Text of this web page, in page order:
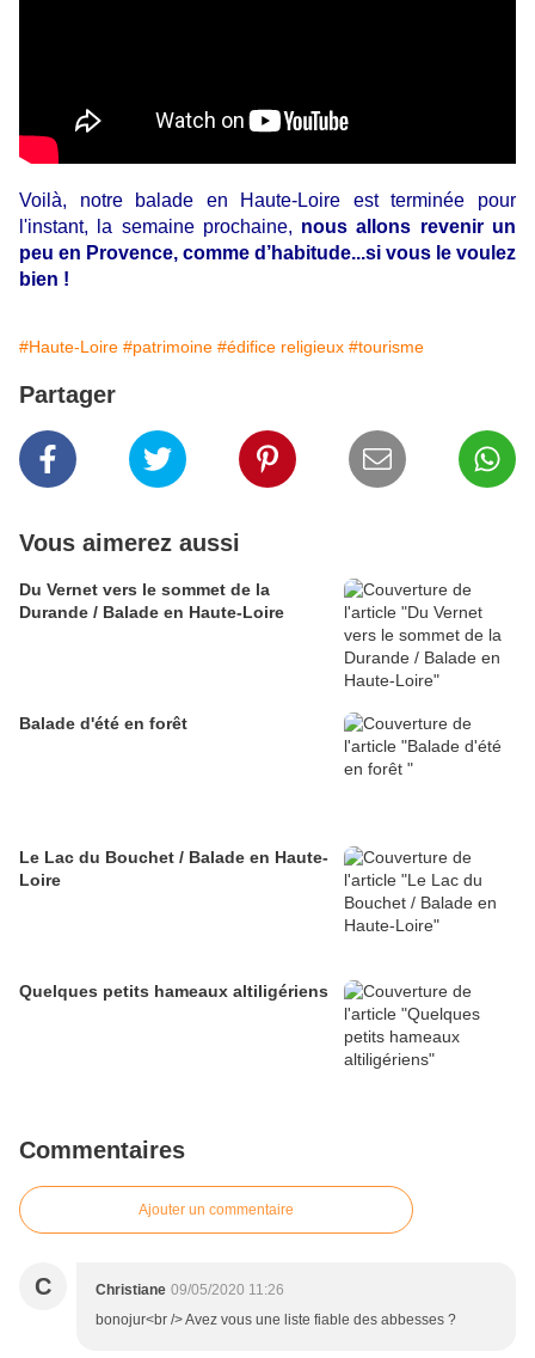
Voilà, notre balade en Haute-Loire est terminée pour
l'instant, la semaine prochaine, nous allons revenir un
peu en Provence, comme d’habitude...si vous le voulez
bien !
#Haute-Loire #patrimoine #édifice religieux #tourisme
Partager
Vous aimerez aussi
Du Vernet vers le sommet de la
Durande / Balade en Haute-Loire
Balade d'été en forêt
Le Lac du Bouchet / Balade en Haute-
Loire
Quelques petits hameaux altiligériens
Commentaires
Ajouter un commentaire
C Christiane 09/05/2020 11:26
bonojur<br /> Avez vous une liste fiable des abbesses ?